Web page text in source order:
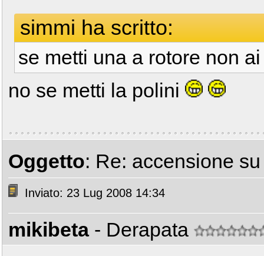
simmi ha scritto:
se metti una a rotore non
no se metti la polini
Oggetto: Re: accensione
Inviato: 23 Lug 2008 14:34
mikibeta - Derapata